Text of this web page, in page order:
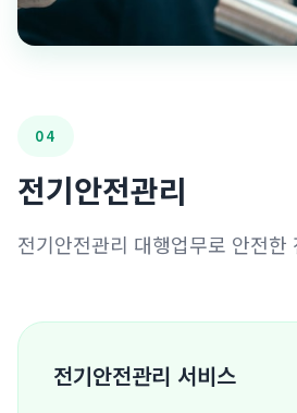
04
전기안전관리
전기안전관리 대행업무로 안전한
전기안전관리 서비스